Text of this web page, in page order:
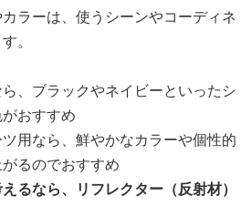
ラーは、使うシーンやコーディネ
。
、ブラックやネイビーといったシ
おすすめ
用なら、鮮やかなカラーや個性的
るのでおすすめ
るなら、リフレクター（反射材）